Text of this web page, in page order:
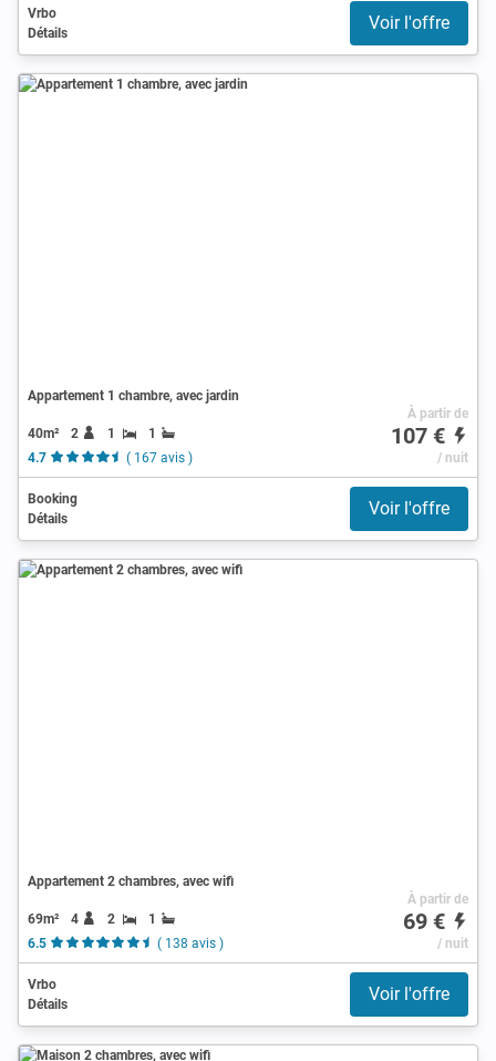
Vrbo
Détails
Voir l'offre
Appartement 1 chambre, avec jardin
40m² 2 1
1
4.7
( 167 avis )
À partir de
107 €
/ nuit
Booking
Détails
Voir l'offre
Appartement 2 chambres, avec wifi
69m² 4 2
1
6.5
( 138 avis )
À partir de
69 €
/ nuit
Vrbo
Détails
Voir l'offre